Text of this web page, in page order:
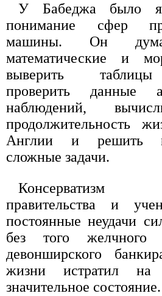
У Бабеджа было
понимание сфер
машины. Он
математические и
выверить
проверить данные
наблюдений,
продолжительность
Англии и решить
сложные задачи.
Консерватизм
правительства и
постоянные неудачи
без того
девонширского
жизни истратил
значительное состояние.